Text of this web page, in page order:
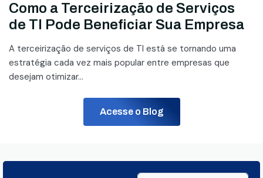
Como a Terceirização de Serviços
de TI Pode Beneficiar Sua Empresa
A terceirização de serviços de TI está se tornando uma
estratégia cada vez mais popular entre empresas que
desejam otimizar...
Acesse o Blog